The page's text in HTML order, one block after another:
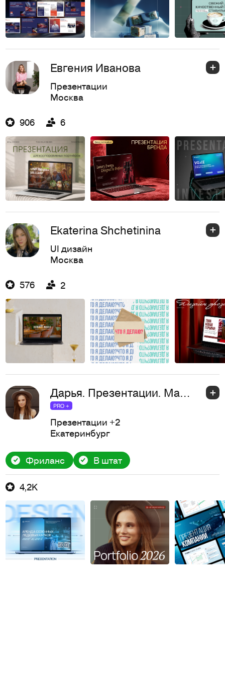
Евгения Иванова
Презентации
Москва
906 6
Ekaterina Shchetinina
UI дизайн
Москва
576 2
Дарья. Презентации. Makarenadesign
PRO +
Презентации +2
Екатеринбург
Фриланс В штат
4,2K